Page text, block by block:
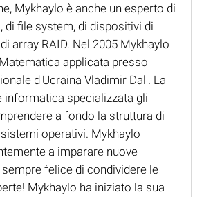
Mykhaylo è anche un esperto di
di file system, di dispositivi di
array RAID. Nel 2005 Mykhaylo
applicata presso
d'Ucraina Vladimir Dal'. La
informatica specializzata gli
a fondo la struttura di
operativi. Mykhaylo
a imparare nuove
felice di condividere le
Mykhaylo ha iniziato la sua